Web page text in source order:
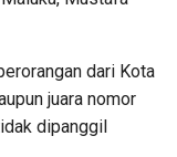
dari Kota
juara nomor
dipanggil